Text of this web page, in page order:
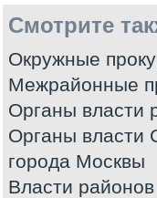
Смотрите
Окружные
Межрайонные
Органы власти
Органы власти
города Москвы
Власти